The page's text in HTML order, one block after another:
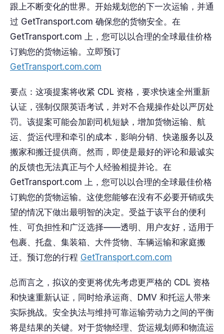
跟上不断变化的世界。开始规划您的下一次运输，并通
过 GetTransport.com 确保您的货物安全。在
GetTransport.com 上，您可以以合理的全球最佳价格
订购您的货物运输。立即预订
GetTransport.com.com
要点：这项提案将收紧 CDL 资格，要求快速全州重新
认证，强制仅限英语考试，并对不合规操作处以严厉处
罚。该提案可能会加剧司机短缺，增加货物运输、航
运、货运代理和牵引的成本，影响分销、快递服务以及
搬家和搬迁提供商。然而，即使是最好的评论和最诚实
的反馈也无法真正与个人经验相提并论。在
GetTransport.com 上，您可以以合理的全球最佳价格
订购您的货物运输。这使您能够在没有不必要开销或失
望的情况下做出最明智的决定。受益于该平台的便利
性、可负担性和广泛选择——透明、用户友好，适用于
包裹、托盘、集装箱、大件货物、车辆运输和家庭搬
迁。预订您的行程 GetTransport.com.com
总而言之，拟议的变更将优先考虑更严格的 CDL 资格
和快速重新认证，同时给承运商、DMV 和托运人带来
实际挑战。安全执法与维持可靠运输劳动力之间的平衡
将是结果的关键。对于货物经理、货运规划师和物流运